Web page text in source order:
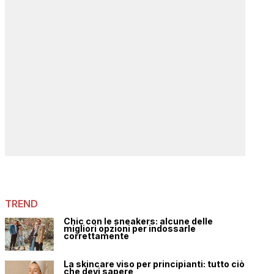
TREND
Chic con le sneakers: alcune delle
migliori opzioni per indossarle
correttamente
La skincare viso per principianti: tutto ciò
che devi sapere